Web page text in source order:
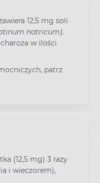
12,5 mg soli
natricum).
w ilości
patrz
(12,5 mg) 3 razy
i wieczorem),